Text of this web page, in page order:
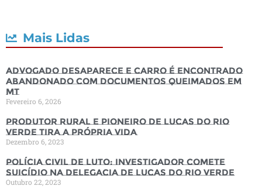
Mais Lidas
Advogado desaparece e carro é encontrado
abandonado com documentos queimados em
MT
Fevereiro 6, 2026
Produtor rural e pioneiro de Lucas do Rio
Verde tira a própria vida
Dezembro 6, 2023
Polícia Civil de luto: Investigador comete
suicídio na Delegacia de Lucas do Rio Verde
Outubro 22, 2023